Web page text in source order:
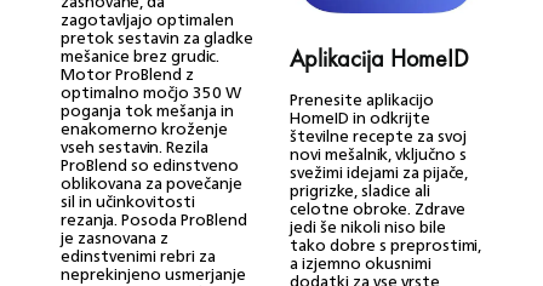
zagotavljajo optimalen
pretok sestavin za gladke
mešanice brez grudic.
Motor ProBlend z
optimalno močjo 350 W
poganja tok mešanja in
enakomerno kroženje
vseh sestavin. Rezila
ProBlend so edinstveno
oblikovana za povečanje
sil in učinkovitosti
rezanja. Posoda ProBlend
je zasnovana z
edinstvenimi rebri za
neprekinjeno usmerjanje
Aplikacija HomeID
Prenesite aplikacijo
HomeID in odkrijte
številne recepte za svoj
novi mešalnik, vključno s
svežimi idejami za pijače,
prigrizke, sladice ali
celotne obroke. Zdrave
jedi še nikoli niso bile
tako dobre s preprostimi,
a izjemno okusnimi